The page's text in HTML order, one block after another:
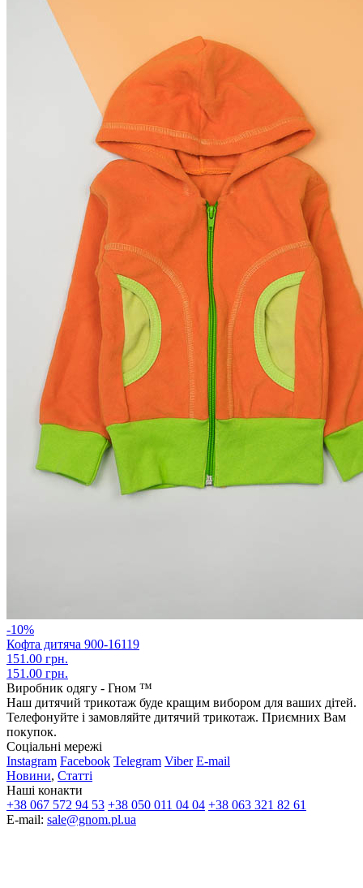
-10%
Кофта дитяча 900-16119
151.00 грн.
151.00 грн.
Виробник одягу - Гном ™
Наш дитячий трикотаж буде кращим вибором для ваших дітей.
Телефонуйте і замовляйте дитячий трикотаж. Приємних Вам
покупок.
Соціальні мережі
Instagram Facebook Telegram Viber E-mail
Новини, Статті
Наші конакти
+38 067 572 94 53 +38 050 011 04 04 +38 063 321 82 61
E-mail: sale@gnom.pl.ua